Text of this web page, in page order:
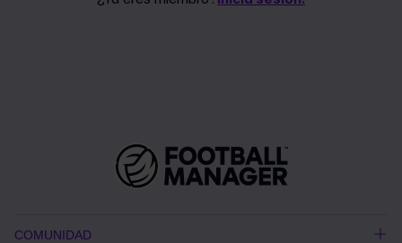
COMUNIDAD